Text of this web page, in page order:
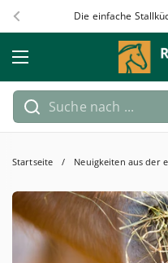
Zurück
Die einfache
Menü öffnen
Startseite / Neuigkeiten aus der